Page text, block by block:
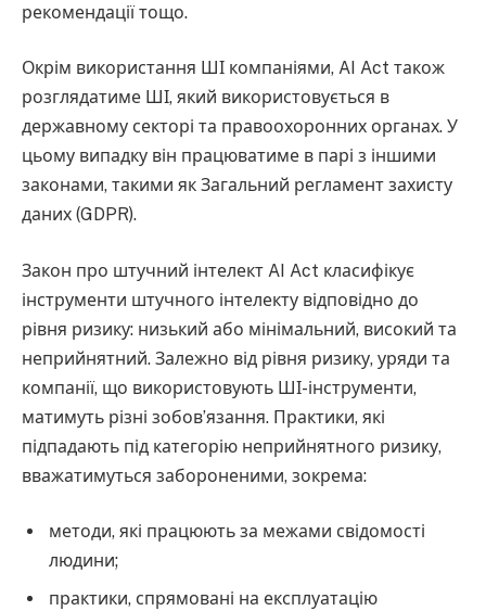
рекомендації тощо.
Окрім використання ШІ компаніями, AI Act також
розглядатиме ШІ, який використовується в
державному секторі та правоохоронних органах. У
цьому випадку він працюватиме в парі з іншими
законами, такими як Загальний регламент захисту
даних (GDPR).
Закон про штучний інтелект AI Act класифікує
інструменти штучного інтелекту відповідно до
рівня ризику: низький або мінімальний, високий та
неприйнятний. Залежно від рівня ризику, уряди та
компанії, що використовують ШІ-інструменти,
матимуть різні зобов’язання. Практики, які
підпадають під категорію неприйнятного ризику,
вважатимуться забороненими, зокрема:
методи, які працюють за межами свідомості
людини;
практики, спрямовані на експлуатацію